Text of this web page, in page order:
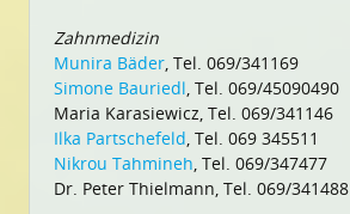
Zahnmedizin
Munira Bäder , Tel. 069/341169
Simone Bauriedl , Tel. 069/45090490
Maria Karasiewicz, Tel. 069/341146
Ilka Partschefeld , Tel. 069 345511
Nikrou Tahmineh , Tel. 069/347477
Dr. Peter Thielmann, Tel. 069/341488